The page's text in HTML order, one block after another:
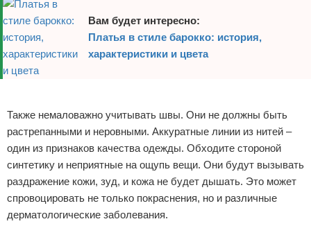
Вам будет интересно:
Платья в стиле барокко: история,
характеристики и цвета
Также немаловажно учитывать швы. Они не должны быть
растрепанными и неровными. Аккуратные линии из нитей –
один из признаков качества одежды. Обходите стороной
синтетику и неприятные на ощупь вещи. Они будут вызывать
раздражение кожи, зуд, и кожа не будет дышать. Это может
спровоцировать не только покраснения, но и различные
дерматологические заболевания.